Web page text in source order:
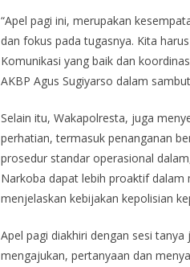
“Apel pagi ini, merupakan
dan fokus pada tugasnya. Kita
Komunikasi yang baik dan
AKBP Agus Sugiyarso dalam
Selain itu, Wakapolresta, juga
perhatian, termasuk penanganan
prosedur standar operasional
Narkoba dapat lebih proaktif
menjelaskan kebijakan kepolisian
Apel pagi diakhiri dengan sesi
mengajukan, pertanyaan dan